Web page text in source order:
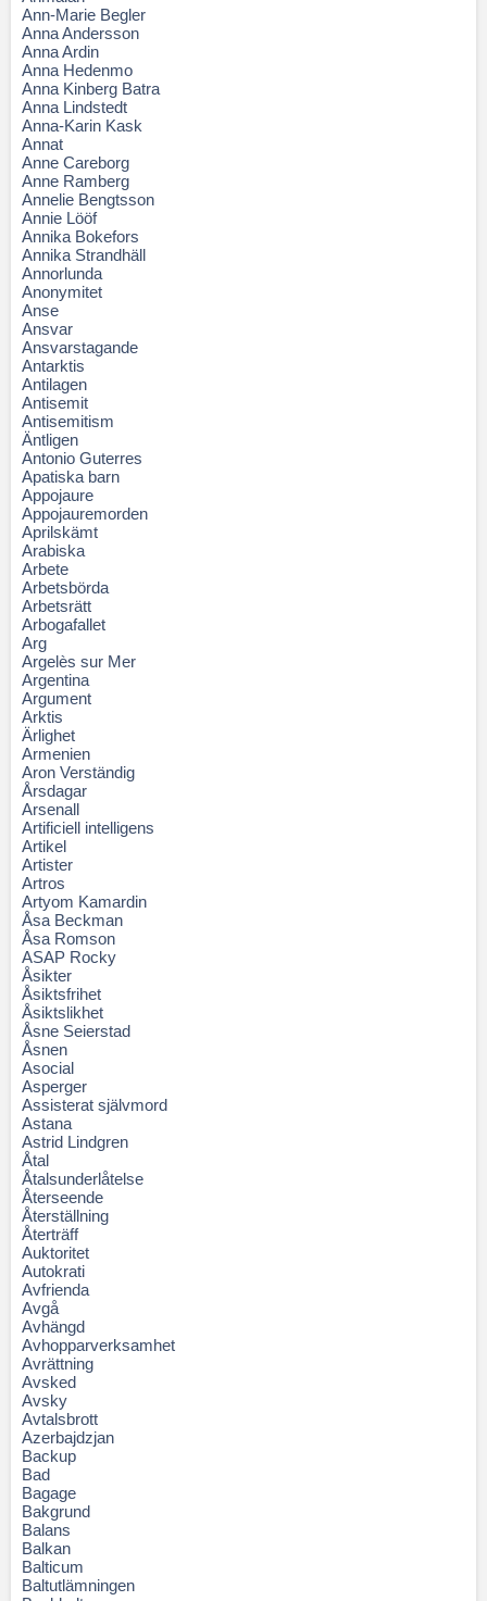
Ann-Marie Begler
Anna Andersson
Anna Ardin
Anna Hedenmo
Anna Kinberg Batra
Anna Lindstedt
Anna-Karin Kask
Annat
Anne Careborg
Anne Ramberg
Annelie Bengtsson
Annie Lööf
Annika Bokefors
Annika Strandhäll
Annorlunda
Anonymitet
Anse
Ansvar
Ansvarstagande
Antarktis
Antilagen
Antisemit
Antisemitism
Äntligen
Antonio Guterres
Apatiska barn
Appojaure
Appojauremorden
Aprilskämt
Arabiska
Arbete
Arbetsbörda
Arbetsrätt
Arbogafallet
Arg
Argelès sur Mer
Argentina
Argument
Arktis
Ärlighet
Armenien
Aron Verständig
Årsdagar
Arsenall
Artificiell intelligens
Artikel
Artister
Artros
Artyom Kamardin
Åsa Beckman
Åsa Romson
ASAP Rocky
Åsikter
Åsiktsfrihet
Åsiktslikhet
Åsne Seierstad
Åsnen
Asocial
Asperger
Assisterat självmord
Astana
Astrid Lindgren
Åtal
Åtalsunderlåtelse
Återseende
Återställning
Återträff
Auktoritet
Autokrati
Avfrienda
Avgå
Avhängd
Avhopparverksamhet
Avrättning
Avsked
Avsky
Avtalsbrott
Azerbajdzjan
Backup
Bad
Bagage
Bakgrund
Balans
Balkan
Balticum
Baltutlämningen